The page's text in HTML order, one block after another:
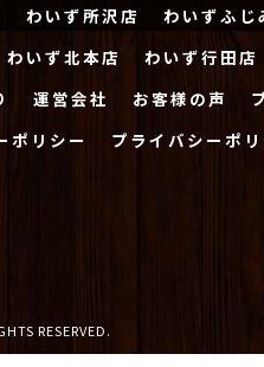
わいず所沢店 わいずふじ
わいず北本店 わいず行田店
運営会社 お客様の声
ポリシー プライバシーポリ
RESERVED.